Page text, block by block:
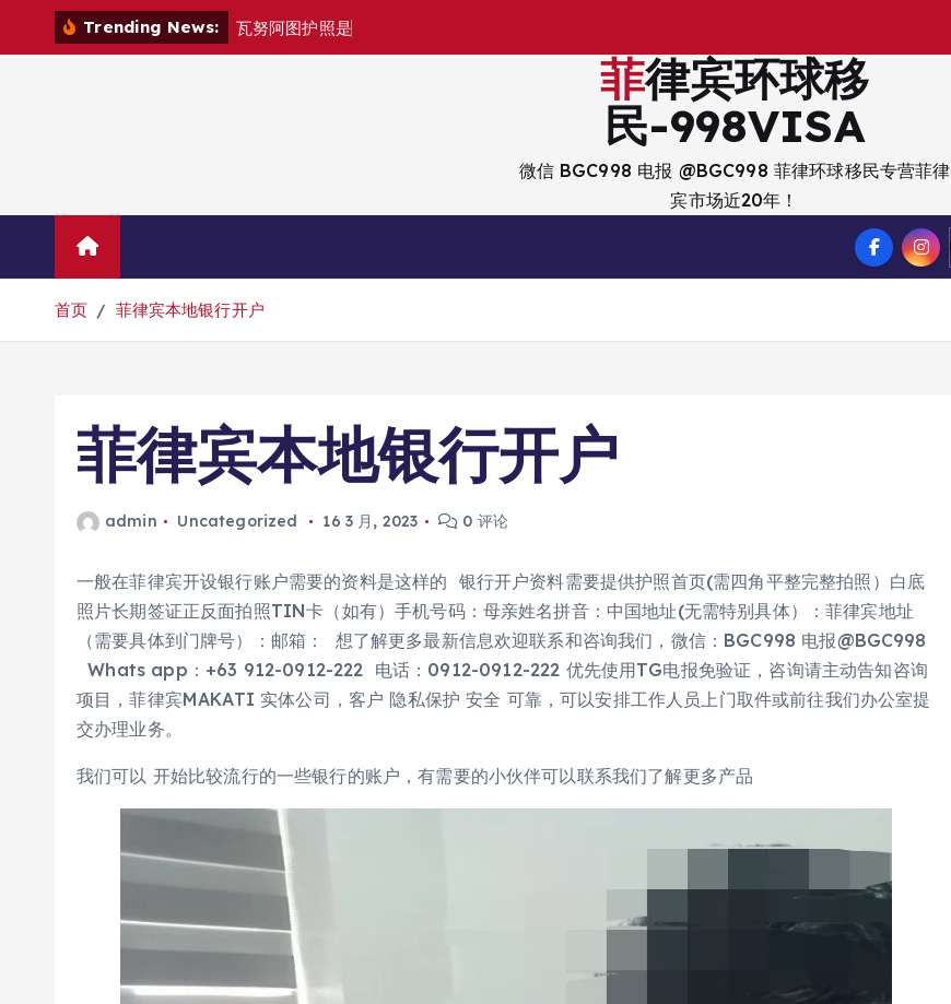
Trending News: 瓦努阿图护照是
菲律宾环球移
民-998VISA
微信 BGC998 电报 @BGC998 菲律环球移民专营菲律
宾市场近20年！
首页 菲律宾本地银行开户
菲律宾本地银行开户
admin Uncategorized 16 3 月, 2023 0 评论
一般在菲律宾开设银行账户需要的资料是这样的 银行开户资料需要提供护照首页(需四角平整完整拍照）白底
照片长期签证正反面拍照TIN卡（如有）手机号码：母亲姓名拼音：中国地址(无需特别具体）：菲律宾地址
（需要具体到门牌号）：邮箱： 想了解更多最新信息欢迎联系和咨询我们，微信：BGC998 电报@BGC998
Whats app：+63 912-0912-222 电话：0912-0912-222 优先使用TG电报免验证，咨询请主动告知咨询
项目，菲律宾MAKATI 实体公司，客户 隐私保护 安全 可靠，可以安排工作人员上门取件或前往我们办公室提
交办理业务。
我们可以 开始比较流行的一些银行的账户，有需要的小伙伴可以联系我们了解更多产品